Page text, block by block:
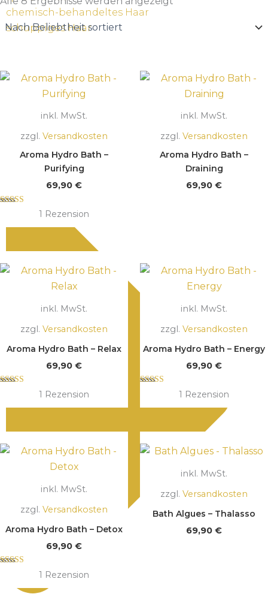
chemisch-behandeltes Haar
schuppiges Haar
inkl. MwSt.
zzgl. Versandkosten
Aroma Hydro Bath –
Purifying
69,90 €
Bewertet mit
von 5
1 Rezension
inkl. MwSt.
zzgl. Versandkosten
Aroma Hydro Bath –
Draining
69,90 €
inkl. MwSt.
zzgl. Versandkosten
Aroma Hydro Bath – Relax
69,90 €
Bewertet mit
von 5
1 Rezension
inkl. MwSt.
zzgl. Versandkosten
Aroma Hydro Bath – Energy
69,90 €
Bewertet mit
von 5
1 Rezension
inkl. MwSt.
zzgl. Versandkosten
Aroma Hydro Bath – Detox
69,90 €
Bewertet mit
von 5
1 Rezension
inkl. MwSt.
zzgl. Versandkosten
Bath Algues – Thalasso
69,90 €